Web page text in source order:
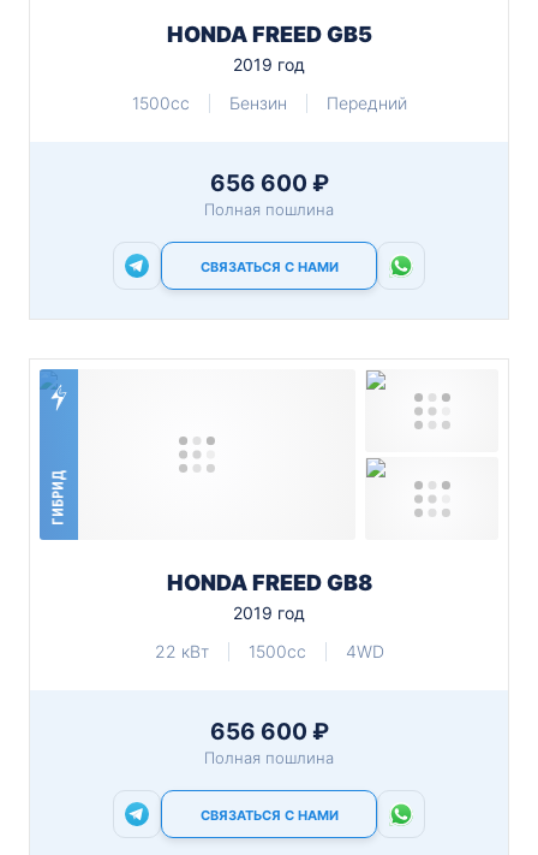
HONDA FREED GB5
2019 год
1500cc
Бензин Передний
656 600 ₽
Полная пошлина
СВЯЗАТЬСЯ С НАМИ
ГИБРИД
HONDA FREED GB8
2019 год
22 кВт
1500cc 4WD
656 600 ₽
Полная пошлина
СВЯЗАТЬСЯ С НАМИ